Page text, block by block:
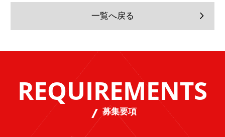
一覧へ戻る
REQUIREMENTS
募集要項